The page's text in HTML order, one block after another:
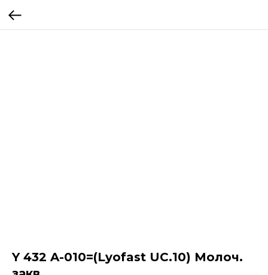
Y 432 A-010=(Lyofast UC.10) Молоч.